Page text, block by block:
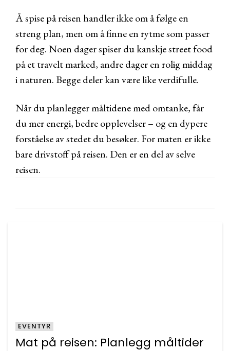
Å spise på reisen handler ikke om å følge en
streng plan, men om å finne en rytme som passer
for deg. Noen dager spiser du kanskje street food
på et travelt marked, andre dager en rolig middag
i naturen. Begge deler kan være like verdifulle.
Når du planlegger måltidene med omtanke, får
du mer energi, bedre opplevelser – og en dypere
forståelse av stedet du besøker. For maten er ikke
bare drivstoff på reisen. Den er en del av selve
reisen.
Mat på reisen: Planlegg måltider
EVENTYR